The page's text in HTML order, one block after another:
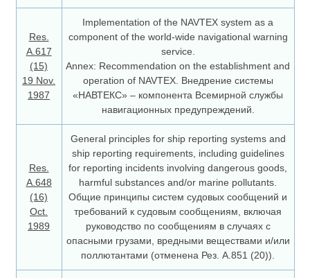
Res.
A.617
(15)
19 Nov.
1987
Implementation of the NAVTEX system as a
component of the world-wide navigational warning
service.
Annex: Recommendation on the establishment and
operation of NAVTEX. Внедрение системы
«НАВТЕКС» – компонента Всемирной службы
навигационных предупреждений.
Res.
А.648
(16)
Oct.
1989
General principles for ship reporting systems and
ship reporting requirements, including guidelines
for reporting incidents involving dangerous goods,
harmful substances and/or marine pollutants.
Общие принципы систем судовых сообщений и
требований к судовым сообщениям, включая
руководство по сообщениям в случаях с
опасными грузами, вредными веществами и/или
поллютантами (отменена Рез. А.851 (20)).